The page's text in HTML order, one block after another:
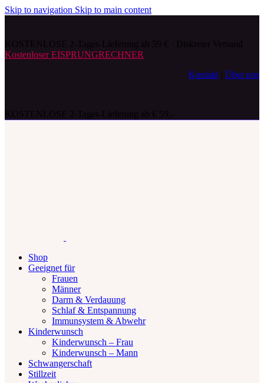
Skip to navigation Skip to main content
Kostenloser EISPRUNGRECHNER
Kontakt
Über uns
Shop
Geeignet für
Frauen
Männer
Darm & Verdauung
Schlaf & Entspannung
Immunsystem & Abwehr
Kinderwunsch
Kinderwunsch – Frau
Kinderwunsch – Mann
Schwangerschaft
Stillzeit